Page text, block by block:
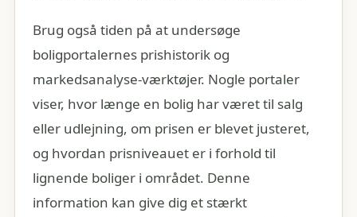
Brug også tiden på at undersøge
boligportalernes prishistorik og
markedsanalyse-værktøjer. Nogle portaler
viser, hvor længe en bolig har været til salg
eller udlejning, om prisen er blevet justeret,
og hvordan prisniveauet er i forhold til
lignende boliger i området. Denne
information kan give dig et stærkt